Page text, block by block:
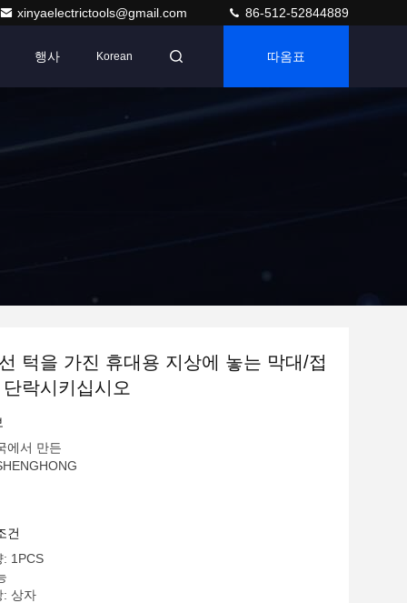
xinyaelectrictools@gmail.com 86-512-52844889
행사 Korean 따옴표
턱을 가진 휴대용 지상에 놓는 막대/접
락시키십시오
에서 만든
건
: 1PCS
: 상자